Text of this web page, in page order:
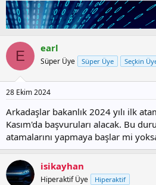
n
b
u
y
u
b
a
ş
t
a
n
ş
l
a
g
ı
t
a
i
h
i
i
k
e
e
E earl
Süper Üye Süper Üye Seçkin
28 Ekim 2024
Arkadaşlar bakanlık 2024 yılı ilk
Kasım'da başvuruları alacak. Bu
atamalarını yapmaya başlar mi
isikayhan
Hiperaktif Üye Hiperaktif